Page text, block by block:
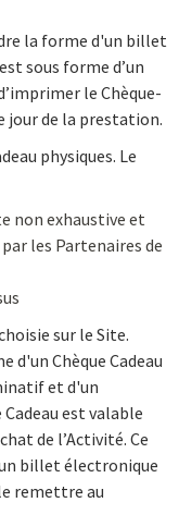
la forme d'un billet
sous forme d’un
le Chèque-
jour de la prestation.
physiques. Le
non exhaustive et
les Partenaires de
sur le Site.
d'un Chèque Cadeau
et d'un
est valable
de l’Activité. Ce
billet électronique
remettre au